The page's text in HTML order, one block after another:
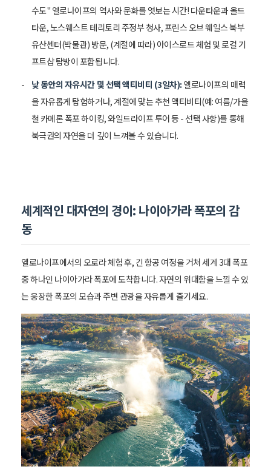
수도" 옐로나이프의 역사와 문화를 엿보는 시간! 다운타운과 올드
타운, 노스웨스트 테리토리 주정부 청사, 프린스 오브 웨일스 북부
유산센터(박물관) 방문, (계절에 따라) 아이스로드 체험 및 로컬 기
프트샵 탐방이 포함됩니다.
낮 동안의 자유시간 및 선택 액티비티 (3일차): 옐로나이프의 매력
을 자유롭게 탐험하거나, 계절에 맞는 추천 액티비티(예: 여름/가을
철 카메론 폭포 하이킹, 와일드라이프 투어 등 - 선택 사항)를 통해
북극권의 자연을 더 깊이 느껴볼 수 있습니다.
세계적인 대자연의 경이: 나이아가라 폭포의 감
동
옐로나이프에서의 오로라 체험 후, 긴 항공 여정을 거쳐 세계 3대 폭포
중 하나인 나이아가라 폭포에 도착합니다. 자연의 위대함을 느낄 수 있
는 웅장한 폭포의 모습과 주변 관광을 자유롭게 즐기세요.